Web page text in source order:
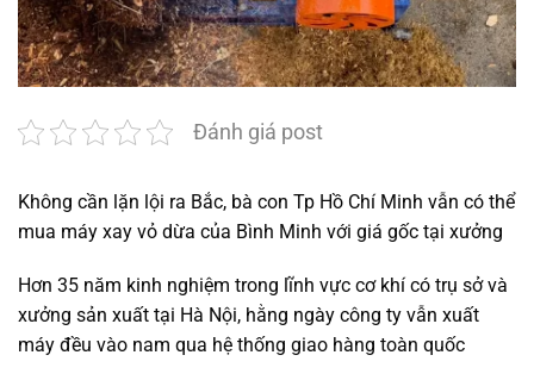
Đánh giá post
Không cần lặn lội ra Bắc, bà con Tp Hồ Chí Minh vẫn có thể
mua máy xay vỏ dừa của Bình Minh với giá gốc tại xưởng
Hơn 35 năm kinh nghiệm trong lĩnh vực cơ khí có trụ sở và
xưởng sản xuất tại Hà Nội, hằng ngày công ty vẫn xuất
máy đều vào nam qua hệ thống giao hàng toàn quốc